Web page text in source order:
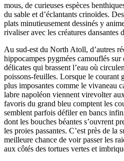
mous, de curieuses espèces
du sable et d’éclantants crinoïdes.
plats minutieusement dessinés y
rivaliser avec les créatures dansantes
Au sud-est du North Atoll, d’autres
hippocampes pygmées camouflés sur
délicates qui brassent l’eau où
poissons-feuilles. Lorsque le courant
plus imposantes comme le vivaneau
labre napoléon viennent virevolter
favoris du grand bleu comptent les
semblent parfois défiler en bancs
dont les bouches béantes s’ouvrent
les proies passantes. C’est près de la
meilleure chance de voir passer les
aux côtés des tortues vertes et